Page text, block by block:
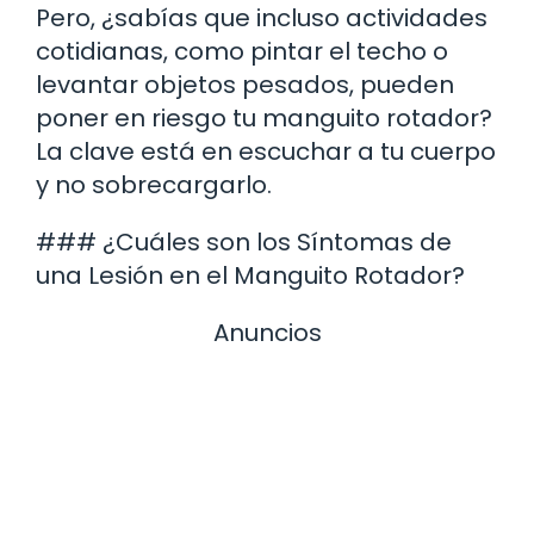
Pero, ¿sabías que incluso actividades
cotidianas, como pintar el techo o
levantar objetos pesados, pueden
poner en riesgo tu manguito rotador?
La clave está en escuchar a tu cuerpo
y no sobrecargarlo.
### ¿Cuáles son los Síntomas de
una Lesión en el Manguito Rotador?
Anuncios